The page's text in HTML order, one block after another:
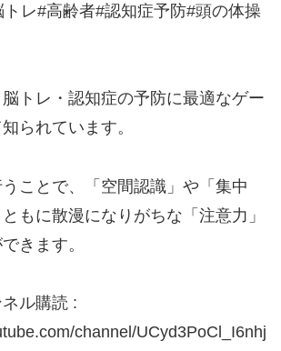
レ#高齢者#認知症予防#頭の体操
トレ・認知症の予防に最適なゲー
られています。
ことで、「空間認識」や「集中
もに散漫になりがちな「注意力」
きます。
ル購読 :
channel/UCyd3PoCl_I6nhj